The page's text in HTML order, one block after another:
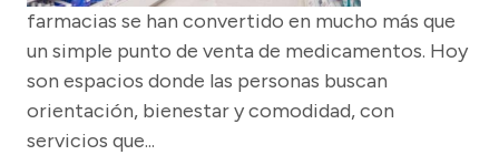
farmacias se han convertido en mucho más que
un simple punto de venta de medicamentos. Hoy
son espacios donde las personas buscan
orientación, bienestar y comodidad, con
servicios que...